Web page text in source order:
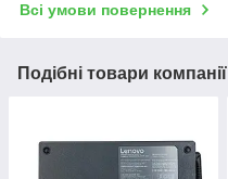
Всі умови повернення
Подібні товари компанії